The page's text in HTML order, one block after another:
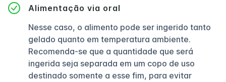
Alimentação via oral
Nesse caso, o alimento pode ser ingerido tanto
gelado quanto em temperatura ambiente.
Recomenda-se que a quantidade que será
ingerida seja separada em um copo de uso
destinado somente a esse fim, para evitar